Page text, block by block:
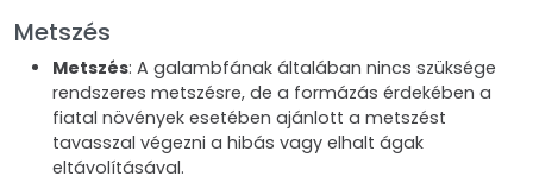
Metszés
Metszés: A galambfának általában nincs szüksége
rendszeres metszésre, de a formázás érdekében a
fiatal növények esetében ajánlott a metszést
tavasszal végezni a hibás vagy elhalt ágak
eltávolításával.